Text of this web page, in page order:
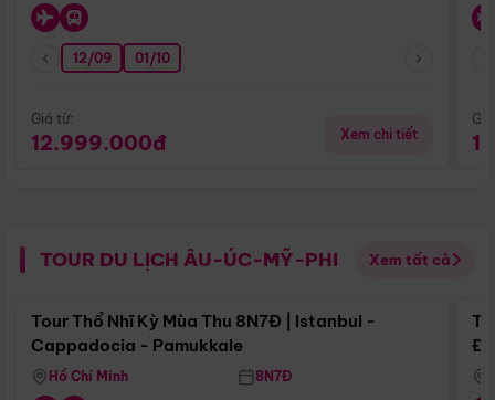
12/09 01/10
Giá từ:
12.999.000đ Xem chi tiết
TOUR DU LỊCH ÂU-ÚC-MỸ-PHI Xem tất cả
Điểm nổi bật
Tour Thổ Nhĩ Kỳ Mùa Thu 8N7Đ | Istanbul -
Cappadocia - Pamukkale
Hồ Chí Minh 8N7Đ